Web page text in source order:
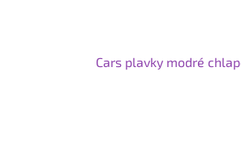
Cars plavky modré